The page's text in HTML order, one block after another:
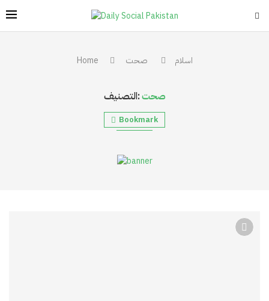
Home اسلام صحت
التصنيف:صحت
Bookmark